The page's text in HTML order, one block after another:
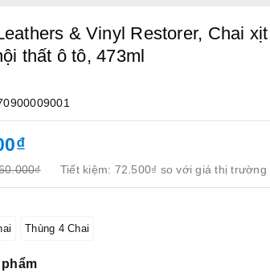
& Vinyl Restorer, Chai
thất ô tô, 473ml
Tiết kiệm: 72.500₫ so với giá thị trường
Thùng 4 Chai